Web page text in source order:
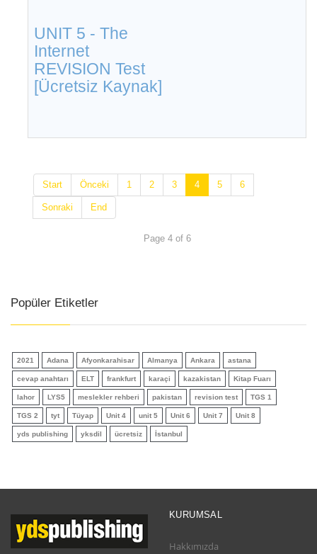
UNIT 5 - The
Internet
REVISION Test
[Ücretsiz Kaynak]
Start Önceki 1 2 3 4 5 6
Sonraki End
Page 4 of 6
Popüler Etiketler
2021 Adana Afyonkarahisar Almanya Ankara astana
cevap anahtarı ELT frankfurt karaçi kazakistan Kitap Fuarı
lahor LYS5 meslekler rehberi pakistan revision test TGS 1
TGS 2 tyt Tüyap Unit 4 unit 5 Unit 6 Unit 7 Unit 8
yds publishing yksdil ücretsiz İstanbul
KURUMSAL
Hakkımızda